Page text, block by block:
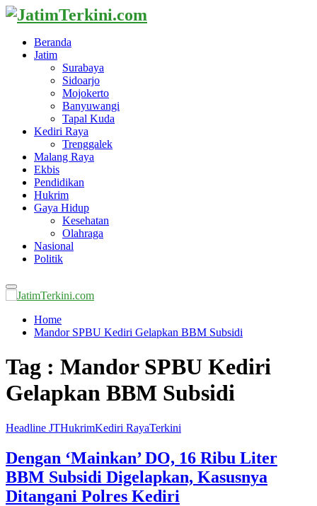
Beranda
Jatim
Surabaya
Sidoarjo
Mojokerto
Banyuwangi
Tapal Kuda
Kediri Raya
Trenggalek
Malang Raya
Ekbis
Pendidikan
Hukrim
Gaya Hidup
Kesehatan
Olahraga
Nasional
Politik
Primary
Menu
Home
Mandor SPBU Kediri Gelapkan BBM Subsidi
Tag : Mandor SPBU Kediri
Gelapkan BBM Subsidi
Headline JTHukrimKediri RayaTerkini
Dengan ‘Mainkan’ DO, 16 Ribu Liter
BBM Subsidi Digelapkan, Kasusnya
Ditangani Polres Kediri